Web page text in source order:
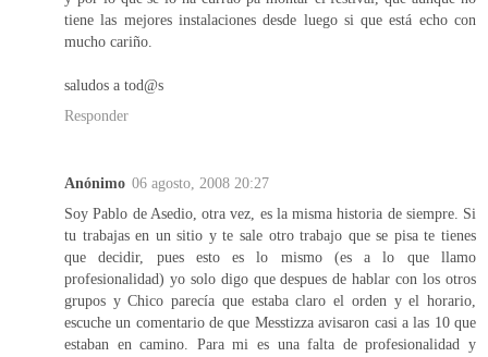
tiene las mejores instalaciones desde luego si que está echo con
mucho cariño.
saludos a tod@s
Responder
Anónimo 06 agosto, 2008 20:27
Soy Pablo de Asedio, otra vez, es la misma historia de siempre. Si
tu trabajas en un sitio y te sale otro trabajo que se pisa te tienes
que decidir, pues esto es lo mismo (es a lo que llamo
profesionalidad) yo solo digo que despues de hablar con los otros
grupos y Chico parecía que estaba claro el orden y el horario,
escuche un comentario de que Messtizza avisaron casi a las 10 que
estaban en camino. Para mi es una falta de profesionalidad y